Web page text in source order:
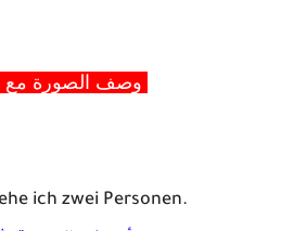
وصف الصورة مع
ich zwei Personen.